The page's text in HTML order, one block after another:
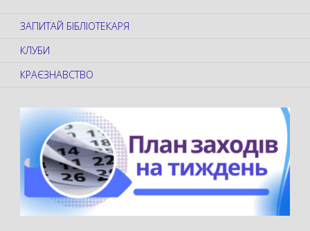
ЗАПИТАЙ БІБЛІОТЕКАРЯ
КЛУБИ
КРАЄЗНАВСТВО